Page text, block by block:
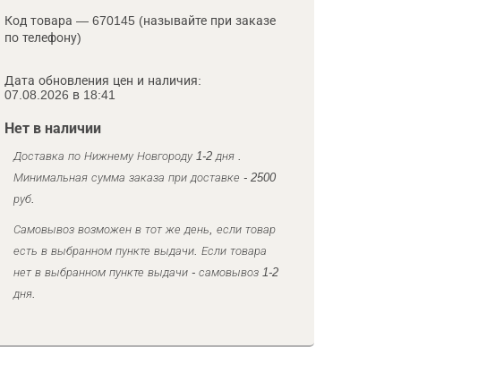
Код товара — 670145 (называйте при заказе
по телефону)
Дата обновления цен и наличия:
07.08.2026 в 18:41
Нет в наличии
Доставка по Нижнему Новгороду 1-2 дня .
Минимальная сумма заказа при доставке - 2500
руб.
Самовывоз возможен в тот же день, если товар
есть в выбранном пункте выдачи. Если товара
нет в выбранном пункте выдачи - самовывоз 1-2
дня.